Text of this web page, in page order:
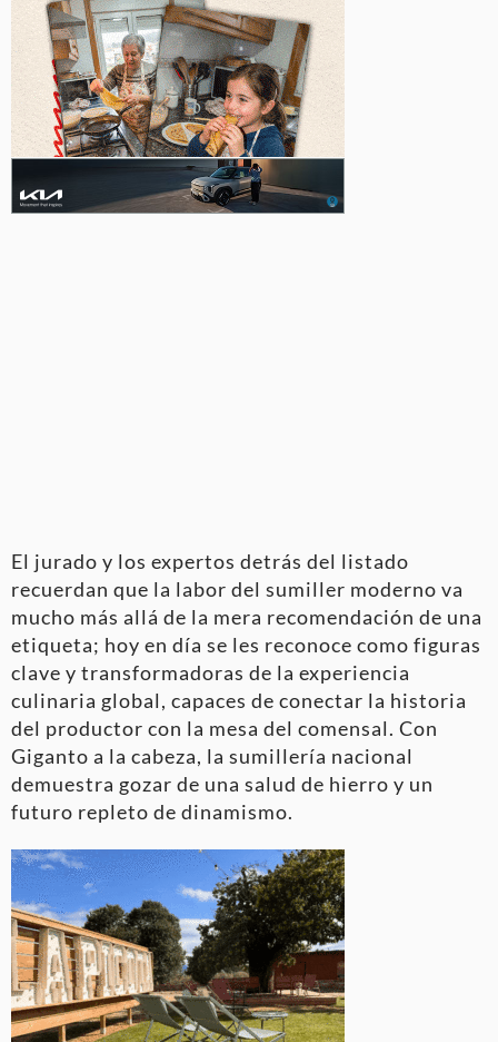
El jurado y los expertos detrás del listado
recuerdan que la labor del sumiller moderno va
mucho más allá de la mera recomendación de una
etiqueta; hoy en día se les reconoce como figuras
clave y transformadoras de la experiencia
culinaria global, capaces de conectar la historia
del productor con la mesa del comensal. Con
Giganto a la cabeza, la sumillería nacional
demuestra gozar de una salud de hierro y un
futuro repleto de dinamismo.